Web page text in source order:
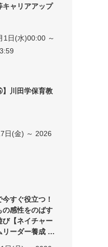
キャリアアップ
1日(水)00:00 ～
】川田学保育教
日(金) ～ 2026
今すぐ役立つ！
の感性をのばす
び【ネイチャー
リーダー養成